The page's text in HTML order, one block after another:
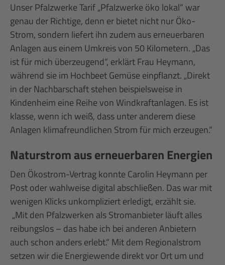
Unser Pfalzwerke Tarif „Pfalzwerke öko lokal“ war
genau der Richtige, denn er bietet nicht nur Öko-
Strom, sondern liefert ihn zudem aus erneuerbaren
Anlagen aus einem Umkreis von 50 Kilometern. „Das
ist für mich überzeugend“, erklärt Frau Heymann,
während sie im Hochbeet Gemüse einpflanzt. „Direkt
in der Nachbarschaft stehen beispielsweise in
Kindenheim eine Reihe von Windkraftanlagen. Es ist
klasse, wenn ich weiß, dass unter anderem diese
Anlagen klimafreundlichen Strom für mich erzeugen.“
Naturstrom aus erneuerbaren Energien
Den Ökostrom-Vertrag konnte Carolin Heymann per
Post oder wahlweise digital abschließen. Das war mit
wenigen Klicks unkompliziert erledigt, erzählt sie.
„Mit den Pfalzwerken als Stromanbieter läuft alles
reibungslos – das habe ich bei anderen Anbietern
auch schon anders erlebt.“ Mit dem Regionalstrom
setzen wir die Energiewende direkt vor Ort um und